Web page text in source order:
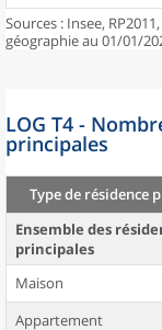
Sources : Insee,
géographie au 01/01/
LOG T4 -
principales
Type de résidence
Ensemble des
principales
Maison
Appartement